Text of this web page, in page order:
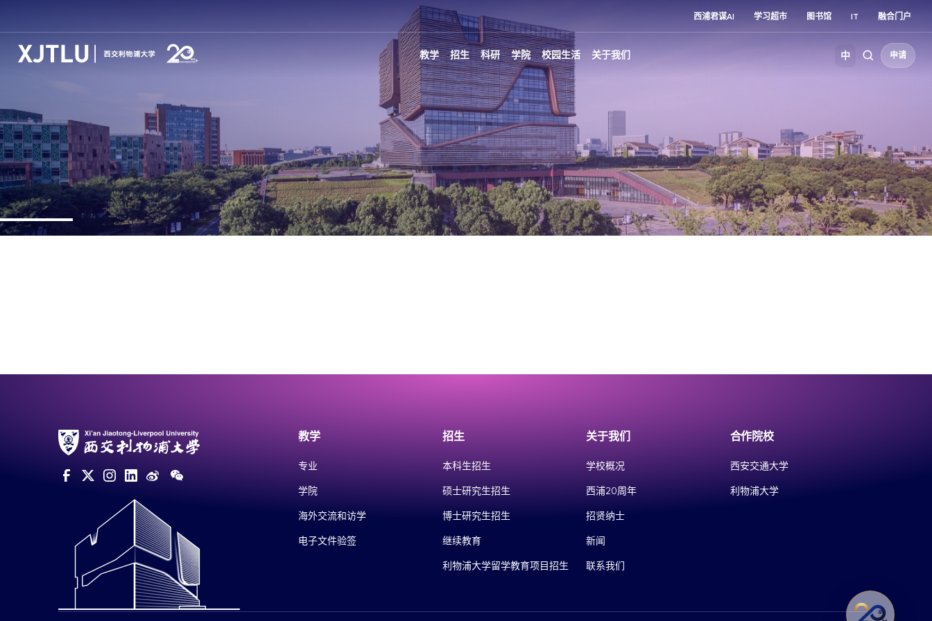
西浦君谋AI 学习超市 图书馆 IT 融合门户
教学 招生 科研 学院 校园生活 关于我们 中 申请
教学
专业
学院
海外交流和访学
电子文件验签
招生
本科生招生
硕士研究生招生
博士研究生招生
继续教育
利物浦大学留学教育项目招生
关于我们
学校概况
西浦20周年
招贤纳士
新闻
联系我们
合作院校
西安交通大学
利物浦大学